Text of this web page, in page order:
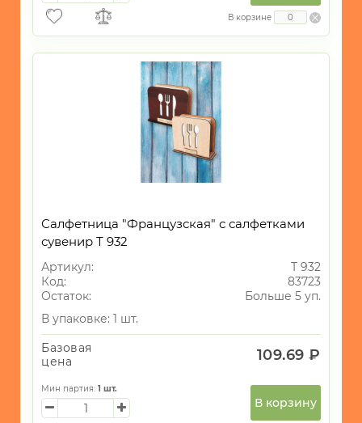
В корзине
Салфетница "Французская" с салфетками
сувенир Т 932
Артикул:
Т 932
Код:
83723
Остаток:
Больше 5 уп.
В упаковке: 1 шт.
Базовая
цена
109.69 ₽
Мин партия: 1 шт.
В корзину